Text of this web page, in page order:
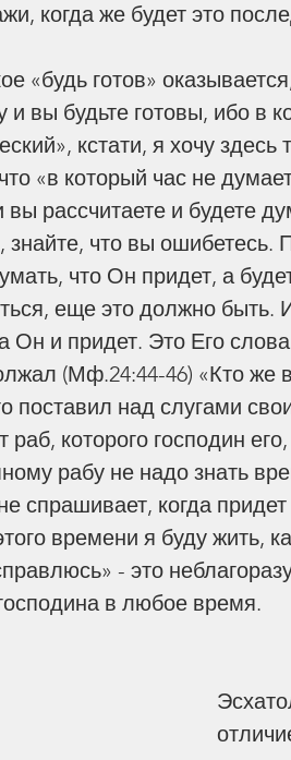
Пред Ним
всякое колено.
2:9–11
Издательство
Помощь Другим
когда же будет это
«будь готов»
вы будьте готовы, ибо в
кстати, я хочу здесь
«в который час не
рассчитаете и будете
знайте, что вы ошибетесь.
что Он придет, а
еще это должно быть.
Он и придет. Это Его
(Мф.24:44-46) «Кто же
поставил над слугами
раб, которого господин
рабу не надо знать
спрашивает, когда
времени я буду жить,
- это
в любое время.